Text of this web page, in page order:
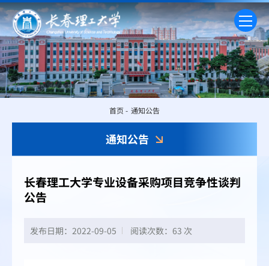
通知公告
首页 - 通知公告
长春理工大学专业设备采购项目竞争性谈判
公告
发布日期：2022-09-05 阅读次数： 63 次